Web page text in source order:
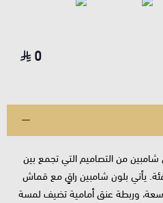
0
من التصاميم التي تجمع بين
يأتي بلون شامبين راقٍ مع قماش
وربطة عنق أمامية تضيف لمسة